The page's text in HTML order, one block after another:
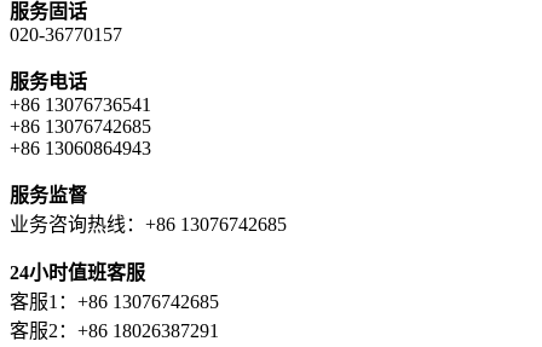
服务固话
020-36770157
服务电话
+86 13076736541
+86 13076742685
+86 13060864943
服务监督
业务咨询热线：+86 13076742685
24小时值班客服
客服1：+86 13076742685
客服2：+86 18026387291